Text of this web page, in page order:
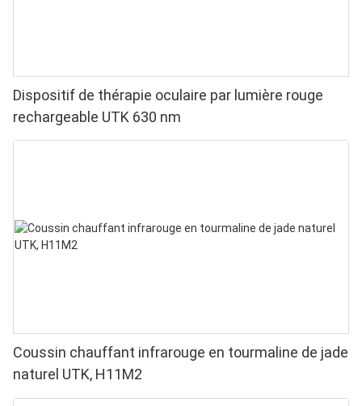
Dispositif de thérapie oculaire par lumière rouge
rechargeable UTK 630 nm
Coussin chauffant infrarouge en tourmaline de jade
naturel UTK, H11M2